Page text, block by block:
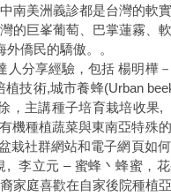
南美洲義診都是台灣的軟
的巨峯葡萄、巴掌蓮霧、
僑民的驕傲。。
人分享經驗，包括 楊明樺
技術,城市養蜂(Urban
，主講種子培育栽培收果,
機種植蔬菜與東南亞特殊
栽社群網站和電子網頁如
, 李立元 – 蜜蜂丶蜂蜜，
家庭喜歡在自家後院種植